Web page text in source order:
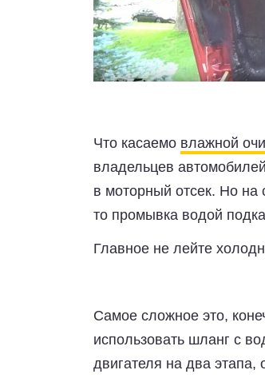
Что касаемо влажной
владельцев
в моторный отсек. Но на
то промывка водой
Главное не лейте
Самое сложное это,
использовать шланг с
двигателя на два этапа,